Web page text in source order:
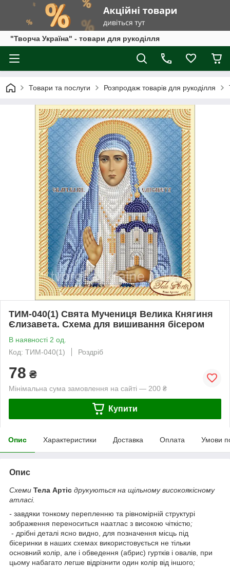
"Творча Україна" - товари для рукоділля
Товари та послуги Розпродаж товарів для рукоділля
ТИМ-040(1) Свята Мучениця Велика Княгиня
Єлизавета. Схема для вишивання бісером
В наявності 2 од.
Код: ТИМ-040(1)
Роздріб
78 ₴
Мінімальна сума замовлення на сайті — 200 ₴
Купити
Опис Характеристики Доставка Оплата Умови
Опис
Схеми Тела Артіс друкуються на щільному високоякісному
атласі.
- завдяки тонкому перепленню та рівномірній структурі
зображення переноситься наатлас з високою чіткістю;
- дрібні деталі ясно видно, для позначення місць під
бісеринки в наших схемах використовується не тільки
основний колір, але і обведення (абрис) гуртків і овалів, при
цьому набагато легше відрізнити один колір від іншого;